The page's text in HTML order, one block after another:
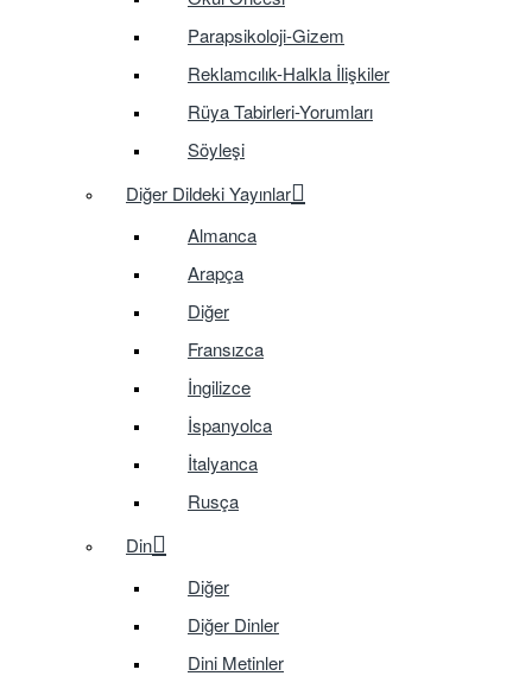
Parapsikoloji-Gizem
Reklamcılık-Halkla İlişkiler
Rüya Tabirleri-Yorumları
Söyleşi
Diğer Dildeki Yayınlar
Almanca
Arapça
Diğer
Fransızca
İngilizce
İspanyolca
İtalyanca
Rusça
Din
Diğer
Diğer Dinler
Dini Metinler